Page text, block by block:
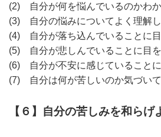
(2) 自分が何を悩んでいるのかわ
(3) 自分の悩みについてよく理解
(4) 自分が落ち込んでいることに
(5) 自分が悲しんでいることに目
(6) 自分が不安に感じていること
(7) 自分は何が苦しいのか気づい
【６】自分の苦しみを和らげ